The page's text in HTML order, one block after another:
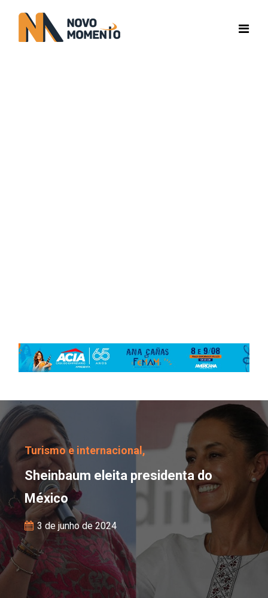
Sheinbaum eleita
Turismo e internacional,
Sheinbaum eleita presidenta do
México
3 de junho de 2024